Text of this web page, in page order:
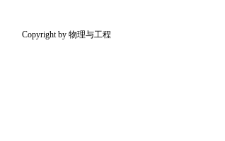
Copyright by 物理与工程